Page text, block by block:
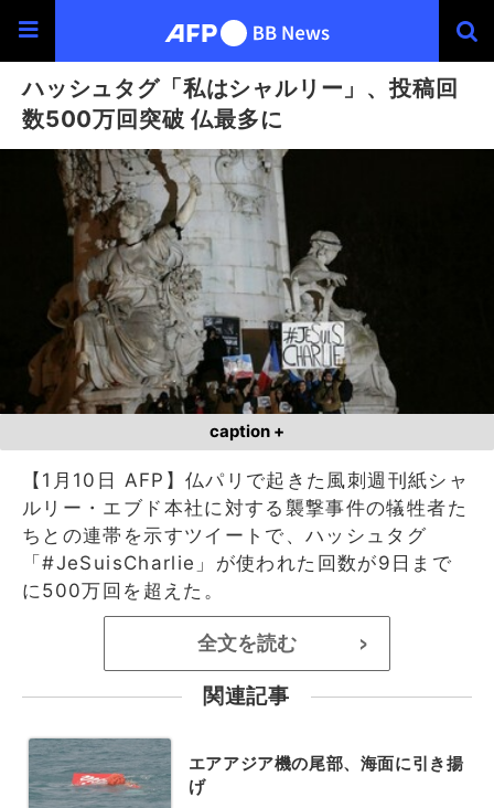
ハッシュタグ「私はシャルリー」、投稿回
数500万回突破 仏最多に
caption +
【1月10日 AFP】仏パリで起きた風刺週刊紙シャ
ルリー・エブド本社に対する襲撃事件の犠牲者た
ちとの連帯を示すツイートで、ハッシュタグ
「#JeSuisCharlie」が使われた回数が9日まで
に500万回を超えた。
全文を読む >
関連記事
エアアジア機の尾部、海面に引き揚
げ